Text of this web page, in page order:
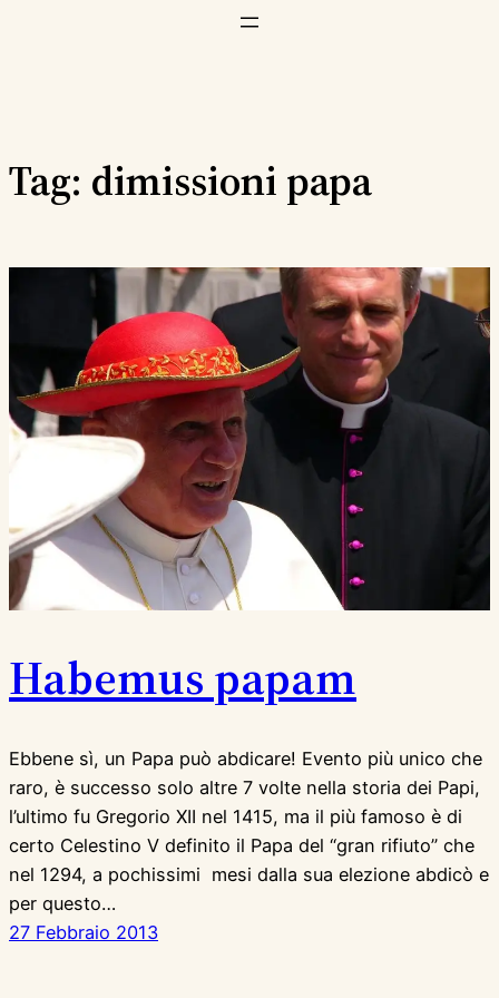
Tag: dimissioni papa
Habemus papam
Ebbene sì, un Papa può abdicare! Evento più unico che
raro, è successo solo altre 7 volte nella storia dei Papi,
l’ultimo fu Gregorio XII nel 1415, ma il più famoso è di
certo Celestino V definito il Papa del “gran rifiuto” che
nel 1294, a pochissimi mesi dalla sua elezione abdicò e
per questo…
27 Febbraio 2013